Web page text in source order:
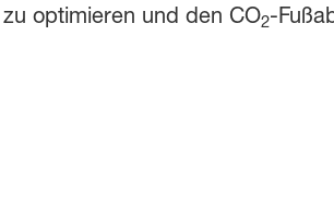
optimieren und den CO2-